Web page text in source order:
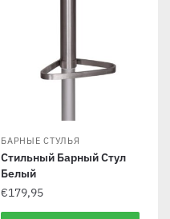
БАРНЫЕ СТУЛЬЯ
Стильный Барный Стул
Белый
€179,95